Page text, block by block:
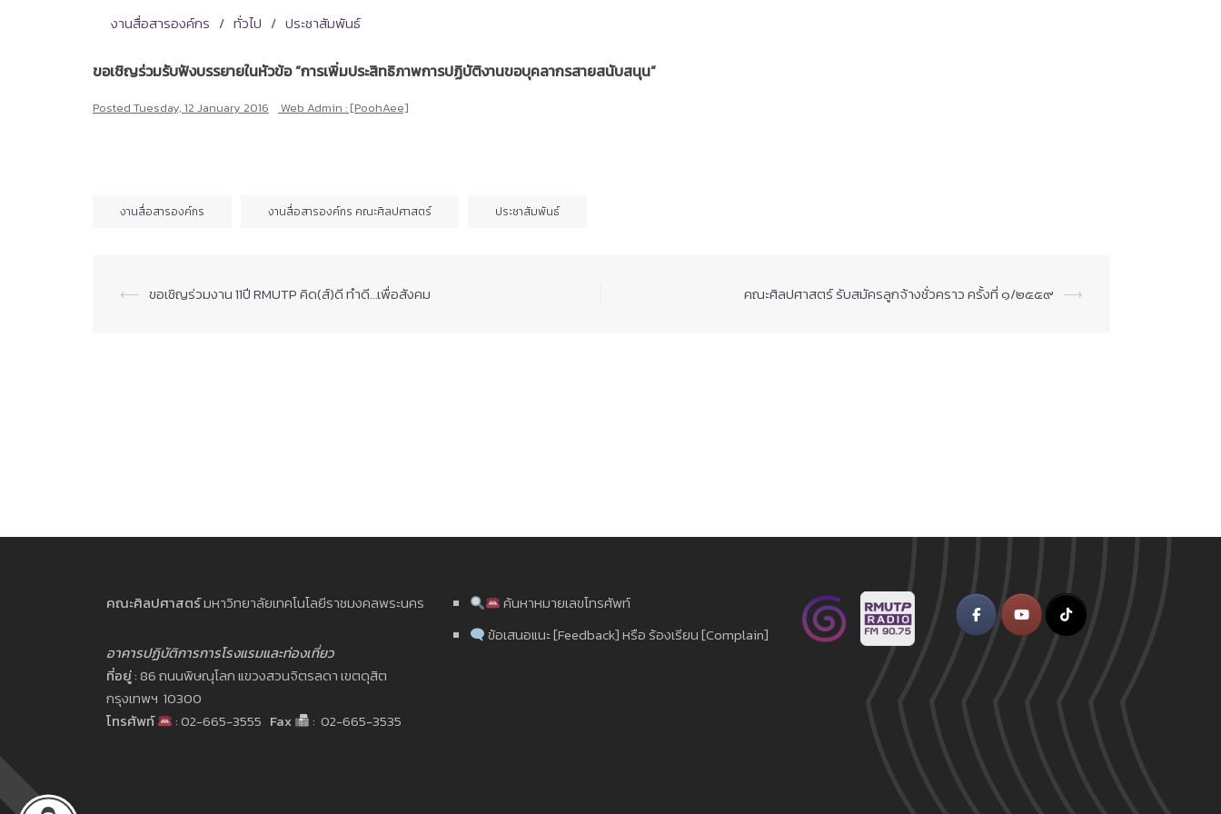
งานสื่อสารองค์กร ทั่วไป ประชาสัมพันธ์
ขอเชิญร่วมรับฟังบรรยายในหัวข้อ “การเพิ่มประสิทธิภาพการปฏิบัติงานขอบุคลากรสายสนับสนุน”
Posted Tuesday, 12 January 2016 Web Admin : [PoohAee]
งานสื่อสารองค์กร งานสื่อสารองค์กร คณะศิลปศาสตร์ ประชาสัมพันธ์
Post
⟵ ขอเชิญร่วมงาน 11ปี RMUTP คิด(ส์)ดี ทำดี…เพื่อสังคม คณะศิลปศาสตร์ รับสมัครลูกจ้างชั่วคราว ครั้งที่ ๑/๒๕๕๙ ⟶
คณะศิลปศาสตร์มหาวิทยาลัยเทคโนโลยีราชมงคลพระนคร
อาคารปฏิบัติการการโรงแรมและท่องเที่ยว
ที่อยู่: 86 ถนนพิษณุโลก แขวงสวนจิตรลดา เขตดุสิต
กรุงเทพฯ 10300
โทรศัพท์
: 02-665-3555 Fax : 02-665-3535
ค้นหาหมายเลขโทรศัพท์
ข้อเสนอแนะ [Feedback] หรือ ร้องเรียน [Complain]